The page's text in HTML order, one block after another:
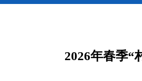
件
2026年春季“